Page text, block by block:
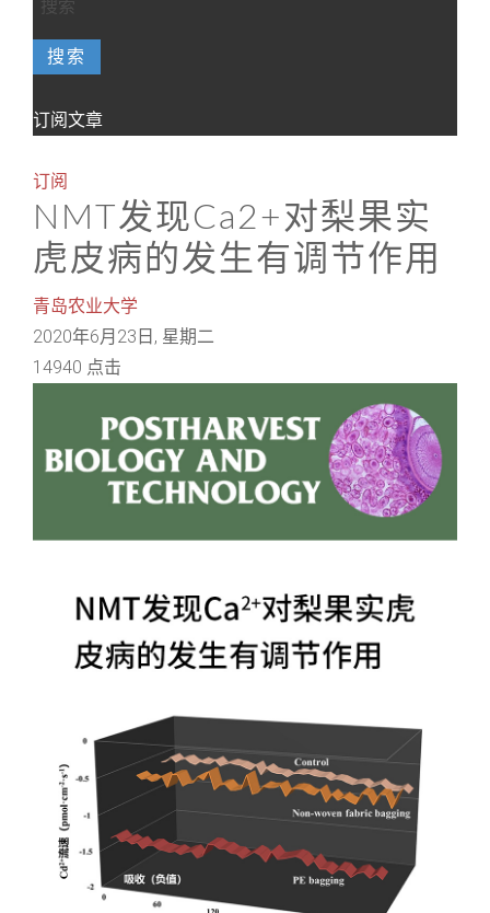
搜索
订阅文章
订阅
NMT发现Ca2+对梨果实
虎皮病的发生有调节作用
青岛农业大学
2020年6月23日, 星期二
14940 点击